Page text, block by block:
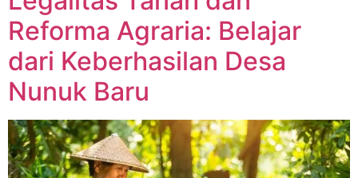
Reforma Agraria: Belajar
dari Keberhasilan Desa
Nunuk Baru